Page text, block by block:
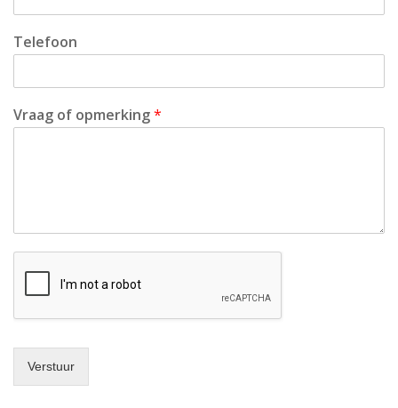
Telefoon
Vraag of opmerking*
Verstuur